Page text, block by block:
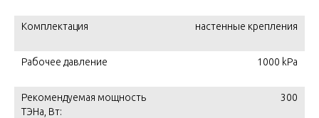
Комплектация настенные крепления
Рабочее давление 1000 kPa
Рекомендуемая мощность
ТЭНа, Вт:
300